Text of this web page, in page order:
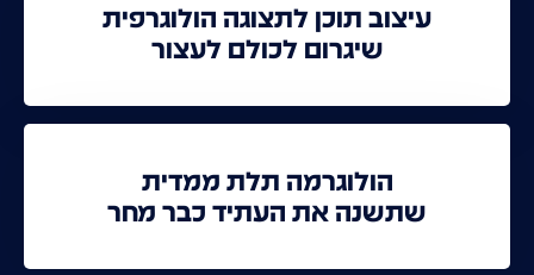
עיצוב תוכן לתצוגה הולוגרפית
שיגרום לכולם לעצור
הולוגרמה תלת ממדית
שתשנה את העתיד כבר מחר